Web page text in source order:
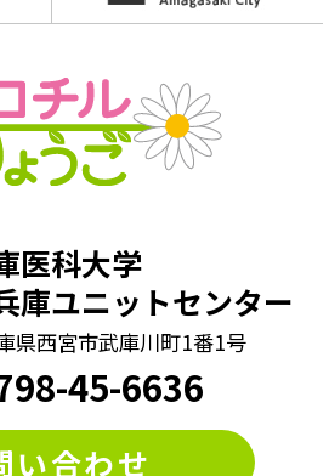
#同じ数字探し
査
#対義語クイズ
替えクイズ
#法則クイズ
字間違いさがし
クイズ
#穴埋めクイズ
医科大学
庫ユニットセンター
県西宮市武庫川町1番1号
-45-6636
い合わせ